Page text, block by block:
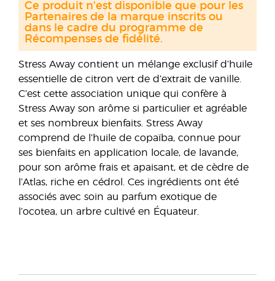
Stress Away contient un mélange exclusif d’huile
essentielle de citron vert de d’extrait de vanille.
C’est cette association unique qui confère à
Stress Away son arôme si particulier et agréable
et ses nombreux bienfaits. Stress Away
comprend de l’huile de copaïba, connue pour
ses bienfaits en application locale, de lavande,
pour son arôme frais et apaisant, et de cèdre de
l’Atlas, riche en cédrol. Ces ingrédients ont été
associés avec soin au parfum exotique de
l’ocotea, un arbre cultivé en Équateur.
Ce produit n'est disponible que pour les
Partenaires de la marque inscrits ou
dans le cadre du programme de
Récompenses de fidélité.